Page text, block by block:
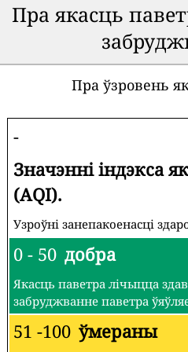
Пра якасць
Пра ўзровень
-
Значэнні індэкса
(AQI).
Узроўні занепакоенасці
0 - 50 добра
Якасць паветра лічыцца
забруджванне паветра
51 -100 ўмераны